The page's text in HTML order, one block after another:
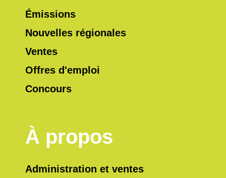
Émissions
Nouvelles régionales
Ventes
Offres d'emploi
Concours
À propos
Administration et ventes